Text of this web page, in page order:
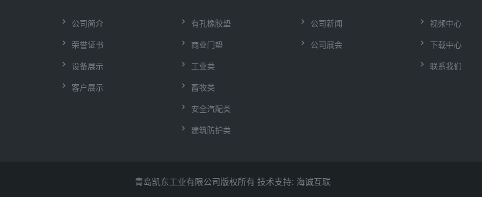
公司简介
荣誉证书
设备展示
客户展示
有孔橡胶垫
商业门垫
工业类
畜牧类
安全汽配类
建筑防护类
公司新闻
公司展会
视频中心
下载中心
联系我们
青岛凯东工业有限公司版权所有 技术支持: 海诚互联